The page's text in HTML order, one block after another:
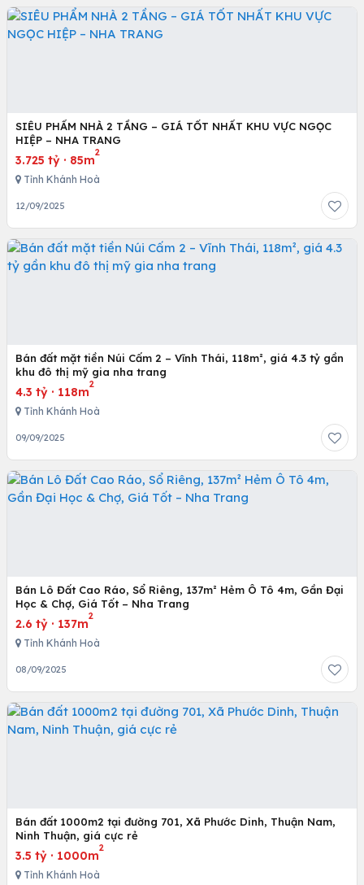
SIÊU PHẨM NHÀ 2 TẦNG – GIÁ TỐT NHẤT KHU VỰC NGỌC
HIỆP – NHA TRANG
3.725 tỷ · 85m
2
Tỉnh Khánh Hoà
12/09/2025
Bán đất mặt tiền Núi Cấm 2 – Vĩnh Thái, 118m², giá 4.3 tỷ gần
khu đô thị mỹ gia nha trang
4.3 tỷ · 118m
2
Tỉnh Khánh Hoà
09/09/2025
Bán Lô Đất Cao Ráo, Sổ Riêng, 137m² Hẻm Ô Tô 4m, Gần Đại
Học & Chợ, Giá Tốt – Nha Trang
2.6 tỷ · 137m
2
Tỉnh Khánh Hoà
08/09/2025
Bán đất 1000m2 tại đường 701, Xã Phước Dinh, Thuận Nam,
Ninh Thuận, giá cực rẻ
3.5 tỷ · 1000m
2
Tỉnh Khánh Hoà